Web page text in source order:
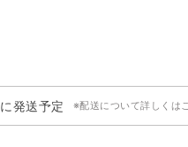
に発送予定 ※配送について詳しくは